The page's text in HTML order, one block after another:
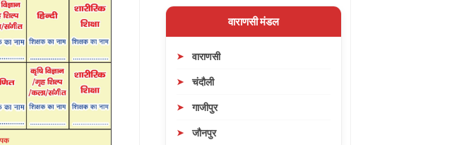
वाराणसी मंडल
वाराणसी
चंदौली
गाजीपुर
जौनपुर